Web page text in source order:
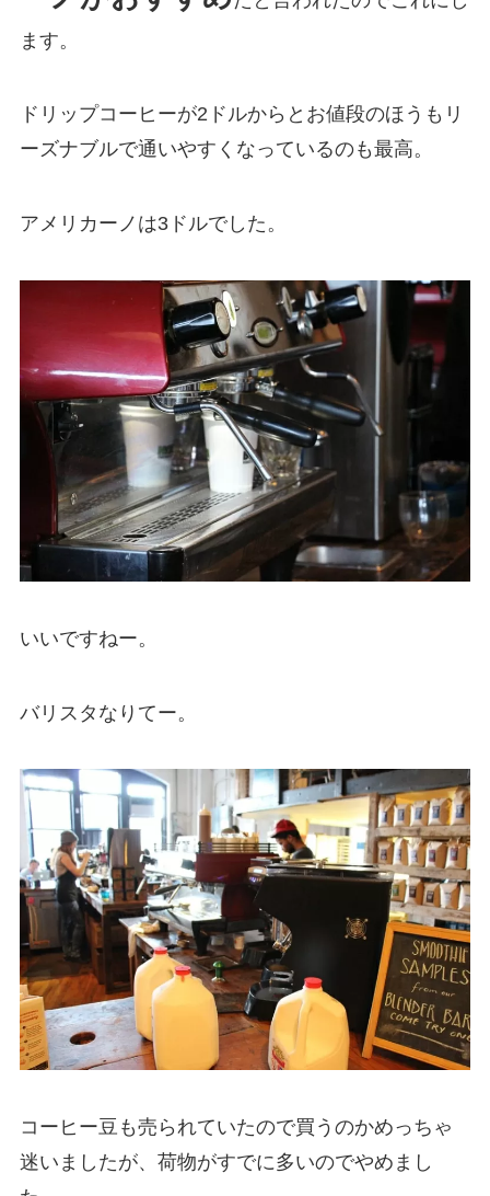
ます。
ドリップコーヒーが2ドルからとお値段のほうもリ
ーズナブルで通いやすくなっているのも最高。
アメリカーノは3ドルでした。
いいですねー。
バリスタなりてー。
コーヒー豆も売られていたので買うのかめっちゃ
迷いましたが、荷物がすでに多いのでやめまし